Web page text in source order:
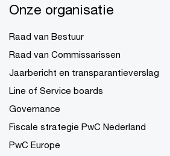
Onze organisatie
Raad van Bestuur
Raad van Commissarissen
Jaarbericht en transparantieverslag
Line of Service boards
Governance
Fiscale strategie PwC Nederland
PwC Europe